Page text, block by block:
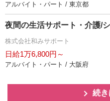
アルバイト・パート / 東京都
夜間の生活サポート・介護/
株式会社和みサポート
日給1万6,800円～
アルバイト・パート / 大阪府
続き